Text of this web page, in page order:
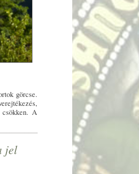
görcse.
csökken. A
jel